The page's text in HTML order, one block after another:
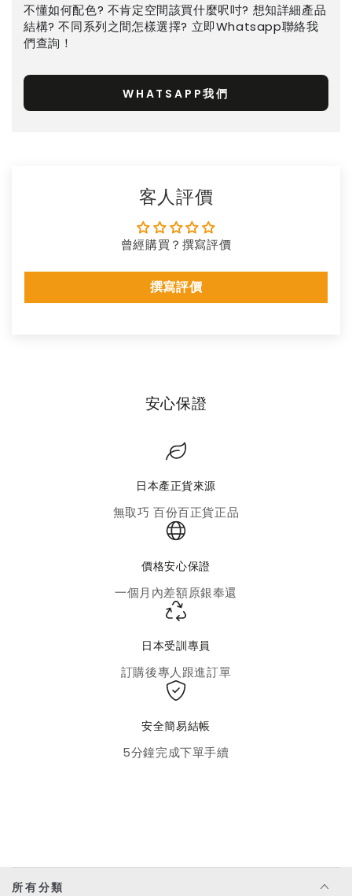
不懂如何配色? 不肯定空間該買什麼呎吋? 想知詳細產品
結構? 不同系列之間怎樣選擇? 立即Whatsapp聯絡我
們查詢！
WHATSAPP我們
客人評價
曾經購買？撰寫評價
撰寫評價
安心保證
日本產正貨來源
無取巧 百份百正貨正品
價格安心保證
一個月內差額原銀奉還
日本受訓專員
訂購後專人跟進訂單
安全簡易結帳
5分鐘完成下單手續
所有分類